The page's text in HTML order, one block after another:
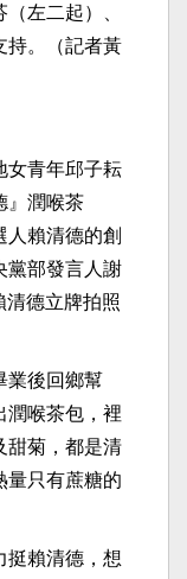
左二起）、
持。（記者黃
女青年邱子耘
』潤喉茶
人賴清德的創
黨部發言人謝
清德立牌拍照
業後回鄉幫
潤喉茶包，裡
甜菊，都是清
量只有蔗糖的
挺賴清德，想